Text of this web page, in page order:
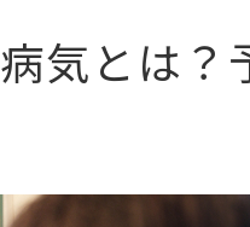
気とは？